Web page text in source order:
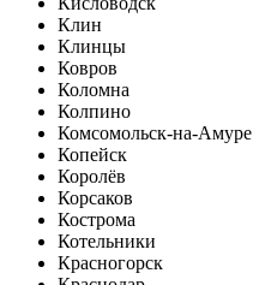
Клин
Клинцы
Ковров
Коломна
Колпино
Комсомольск-на-Амуре
Копейск
Королёв
Корсаков
Кострома
Котельники
Красногорск